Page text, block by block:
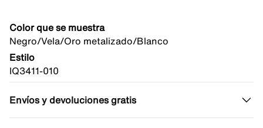
Color que se muestra
Negro/Vela/Oro metalizado/Blanco
Estilo
IQ3411-010
Envíos y devoluciones gratis